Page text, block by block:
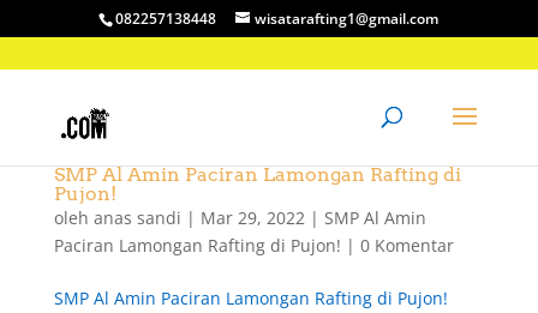
082257138448 wisatarafting1@gmail.com
SMP Al Amin Paciran Lamongan Rafting di
Pujon!
oleh anas sandi | Mar 29, 2022| SMP Al Amin
Paciran Lamongan Rafting di Pujon! | 0 Komentar
SMP Al Amin Paciran Lamongan Rafting di Pujon!